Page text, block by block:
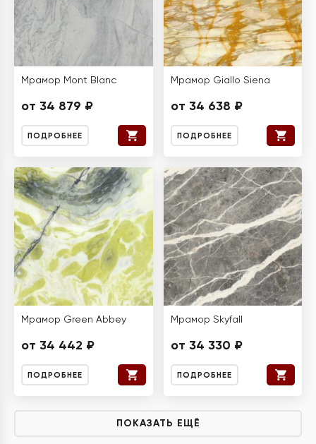
Мрамор Mont Blanc
от 34 879 ₽
ПОДРОБНЕЕ
Мрамор Giallo Siena
от 34 638 ₽
ПОДРОБНЕЕ
Мрамор Green Abbey
от 34 442 ₽
ПОДРОБНЕЕ
Мрамор Skyfall
от 34 330 ₽
ПОДРОБНЕЕ
ПОКАЗАТЬ ЕЩЁ